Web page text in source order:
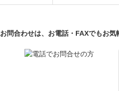
お問合わせは、お電話・FAXでもお気